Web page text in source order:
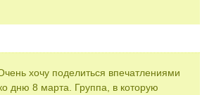
хочу поделиться впечатлениями
дню 8 марта. Группа, в которую